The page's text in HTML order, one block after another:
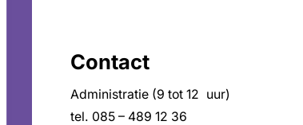
Contact
Administratie (9 tot 12 uur)
tel. 085 – 489 12 36